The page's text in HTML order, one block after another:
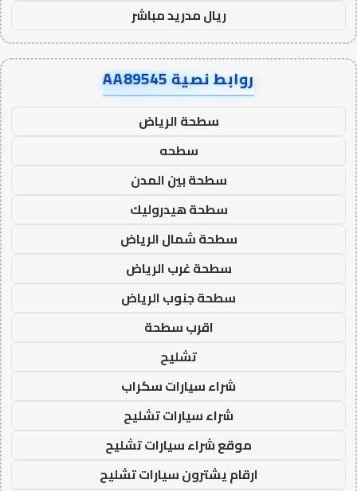
ريال مدريد مباشر
روابط نصية AA89545
سطحة الرياض
سطحه
سطحة بين المدن
سطحة هيدروليك
سطحة شمال الرياض
سطحة غرب الرياض
سطحة جنوب الرياض
اقرب سطحة
تشليح
شراء سيارات سكراب
شراء سيارات تشليح
موقع شراء سيارات تشليح
ارقام يشترون سيارات تشليح